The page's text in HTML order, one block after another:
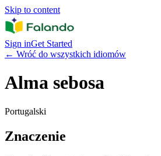
Skip to content
Sign inGet Started
← Wróć do wszystkich idiomów
Alma sebosa
Portugalski
Znaczenie